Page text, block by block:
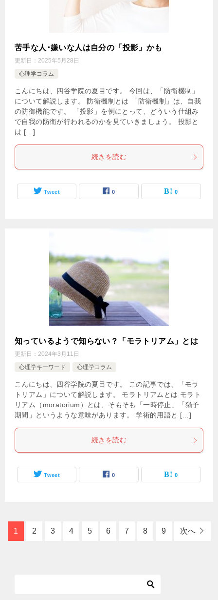
苦手な人･嫌いな人は自分の「投影」かも
更新日： 2025年5月28日
心理学コラム
こんにちは、四谷学院の夏目です。 今回は、「防衛機制」
について解説します。 防衛機制とは 「防衛機制」は、自我
の防御機能です。 「投影」を例にとって、どういう仕組み
で自我の防衛が行われるのかを見ていきましょう。 投影と
は […]
続きを読む
Tweet 0 0
知っているようで知らない？「モラトリアム」とは
更新日： 2024年3月11日
心理学キーワード
心理学コラム
こんにちは、四谷学院の夏目です。 この記事では、「モラ
トリアム」について解説します。 モラトリアムとは モラト
リアム（moratorium）とは、そもそも「一時停止」「猶予
期間」というような意味があります。 学術的用語と […]
続きを読む
Tweet 0 0
1 2 3 4 5 6 7 8 9 次へ